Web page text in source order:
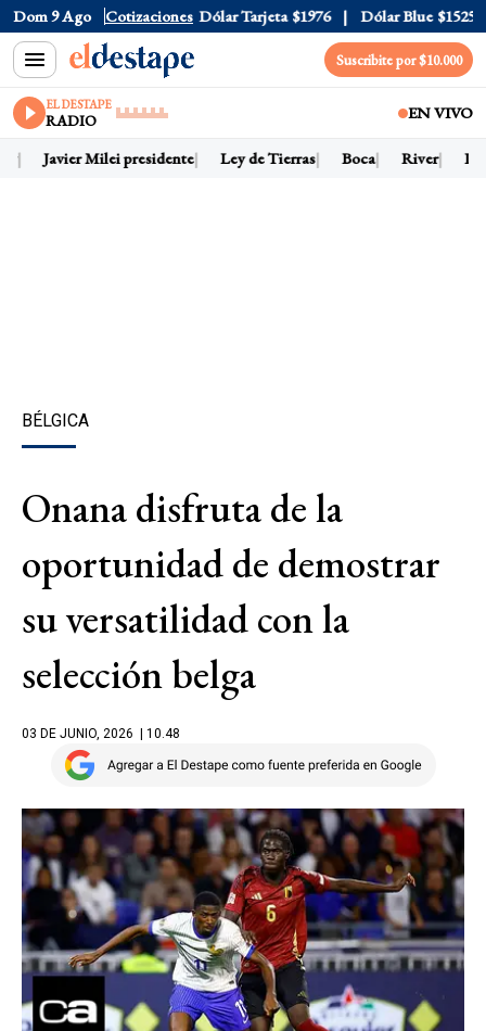
Dom 9 Ago Cotizaciones
Oficial $1520 Dólar Tarjeta $1976 Dólar Blue $1525
Suscribite por $10.000
EL DESTAPE
RADIO EN VIVO
Javier Milei presidente Ley de Tierras Boca River
BÉLGICA
Onana disfruta de la
oportunidad de demostrar
su versatilidad con la
selección belga
03 DE JUNIO, 2026 | 10.48